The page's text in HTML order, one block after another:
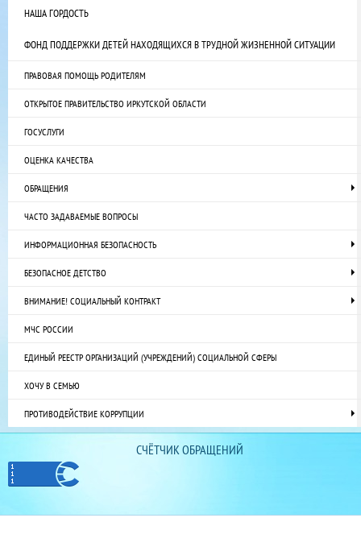
НАША ГОРДОСТЬ
ФОНД ПОДДЕРЖКИ ДЕТЕЙ НАХОДЯЩИХСЯ В ТРУДНОЙ ЖИЗНЕННОЙ СИТУАЦИИ
ПРАВОВАЯ ПОМОЩЬ РОДИТЕЛЯМ
ОТКРЫТОЕ ПРАВИТЕЛЬСТВО ИРКУТСКОЙ ОБЛАСТИ
ГОСУСЛУГИ
ОЦЕНКА КАЧЕСТВА
ОБРАЩЕНИЯ
ЧАСТО ЗАДАВАЕМЫЕ ВОПРОСЫ
ИНФОРМАЦИОННАЯ БЕЗОПАСНОСТЬ
БЕЗОПАСНОЕ ДЕТСТВО
ВНИМАНИЕ! СОЦИАЛЬНЫЙ КОНТРАКТ
МЧС РОССИИ
ЕДИНЫЙ РЕЕСТР ОРГАНИЗАЦИЙ (УЧРЕЖДЕНИЙ) СОЦИАЛЬНОЙ СФЕРЫ
ХОЧУ В СЕМЬЮ
ПРОТИВОДЕЙСТВИЕ КОРРУПЦИИ
СЧЁТЧИК ОБРАЩЕНИЙ